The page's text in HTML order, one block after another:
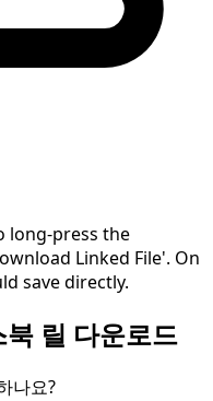
long-press the
Linked File'. On
save directly.
릴 다운로드
나요?